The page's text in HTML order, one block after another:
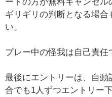
ギリギリの判断となる場合
い。
プレー中の怪我は自己責任
最後にエントリーは、自
合でも1人ずつエントリー